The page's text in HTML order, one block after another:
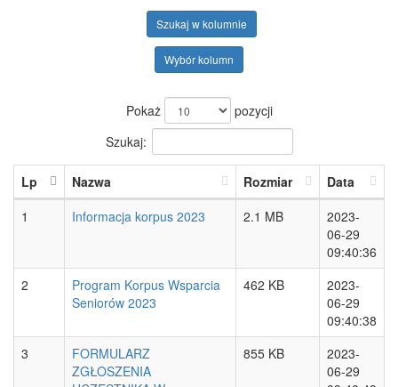
Szukaj w kolumnie
Wybór kolumn
Pokaż
pozycji
Szukaj:
Lp Nazwa Rozmiar
Data
1
Informacja korpus 2023 2.1 MB
2023-
06-29
09:40:36
2
Program Korpus Wsparcia
Seniorów 2023
462 KB
2023-
06-29
09:40:38
3
FORMULARZ
ZGŁOSZENIA
855 KB
2023-
06-29